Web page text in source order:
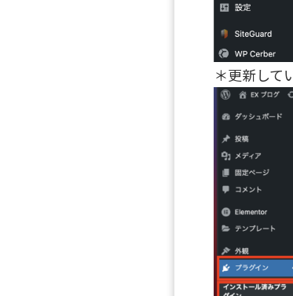
＊更新して